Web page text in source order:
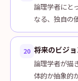
論理学者にと
なる、独自の
20 将来のビジ
論理学者が描
体的か抽象的